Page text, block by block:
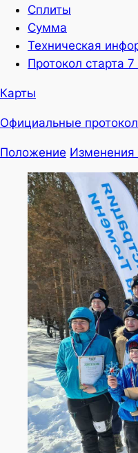
Сплиты
Сумма
Техническая
Протокол старта
Карты
Официальные
Положение